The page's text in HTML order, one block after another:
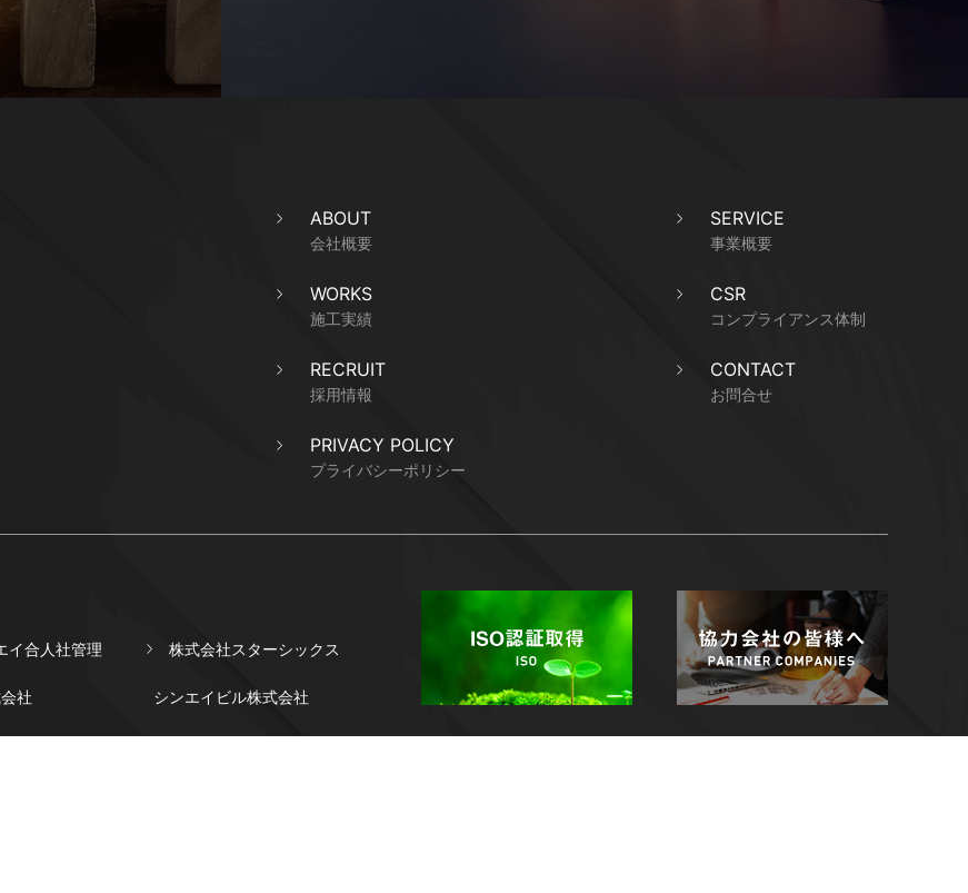
ABOUT
会社概要
SERVICE
事業概要
WORKS
施工実績
CSR
コンプライアンス体制
RECRUIT
採用情報
CONTACT
お問合せ
PRIVACY POLICY
プライバシーポリシー
イ合人社管理 株式会社スターシックス
社 シンエイビル株式会社